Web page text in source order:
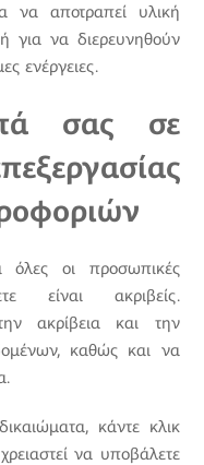
να αποτραπεί υλική
για να διερευνηθούν
ενέργειες.
σας σε
όλες οι προσωπικές
είναι ακριβείς.
ακρίβεια και την
καθώς και να
κάντε κλικ
να υποβάλετε